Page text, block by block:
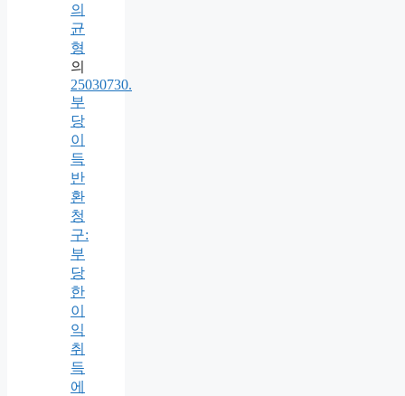
의
균
형
의
25030730.
부
당
이
득
반
환
청
구:
부
당
한
이
익
취
득
에